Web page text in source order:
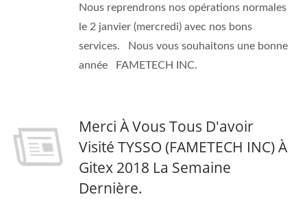
Nous reprendrons nos opérations normales
le 2 janvier (mercredi) avec nos bons
services. Nous vous souhaitons une bonne
année FAMETECH INC.
Merci À Vous Tous D'avoir
Visité TYSSO (FAMETECH INC) À
Gitex 2018 La Semaine
Dernière.